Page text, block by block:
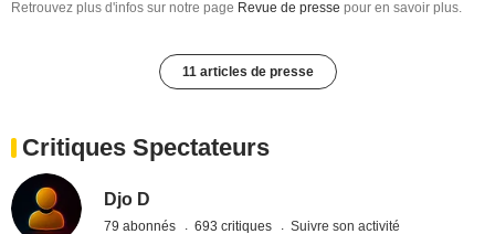
Retrouvez plus d'infos sur notre page Revue de presse pour en savoir plus.
11 articles de presse
Critiques Spectateurs
Djo D
79 abonnés 693 critiques Suivre son activité